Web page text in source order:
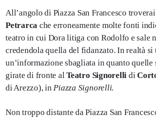
All’angolo di Piazza San Francesco
Petrarca che erroneamente molte fonti
teatro in cui Dora litiga con Rodolfo e sale
credendola quella del fidanzato. In realtà si
un’informazione sbagliata in quanto quelle
girate di fronte alTeatro Signorelli di
di Arezzo), in Piazza Signorelli.
Non troppo distante da Piazza San